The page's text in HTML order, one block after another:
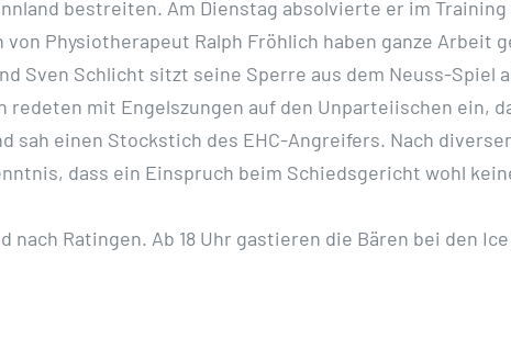
bestreiten. Am Dienstag absolvierte er im Training
Physiotherapeut Ralph Fröhlich haben ganze Arbeit
Sven Schlicht sitzt seine Sperre aus dem Neuss-Spiel
redeten mit Engelszungen auf den Unparteiischen ein,
sah einen Stockstich des EHC-Angreifers. Nach
dass ein Einspruch beim Schiedsgericht wohl
nach Ratingen. Ab 18 Uhr gastieren die Bären bei den